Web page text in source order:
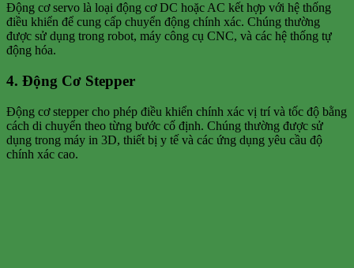
Động cơ servo là loại động cơ DC hoặc AC kết hợp với hệ thống
điều khiển để cung cấp chuyển động chính xác. Chúng thường
được sử dụng trong robot, máy công cụ CNC, và các hệ thống tự
động hóa.
4. Động Cơ Stepper
Động cơ stepper cho phép điều khiển chính xác vị trí và tốc độ bằng
cách di chuyển theo từng bước cố định. Chúng thường được sử
dụng trong máy in 3D, thiết bị y tế và các ứng dụng yêu cầu độ
chính xác cao.